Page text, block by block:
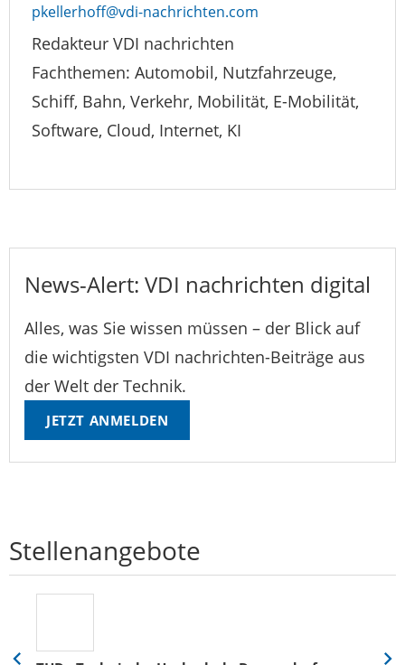
pkellerhoff@vdi-nachrichten.com
Redakteur VDI nachrichten
Fachthemen: Automobil, Nutzfahrzeuge,
Schiff, Bahn, Verkehr, Mobilität, E-Mobilität,
Software, Cloud, Internet, KI
News-Alert: VDI nachrichten digital
Alles, was Sie wissen müssen – der Blick auf
die wichtigsten VDI nachrichten-Beiträge aus
der Welt der Technik.
JETZT ANMELDEN
Stellenangebote